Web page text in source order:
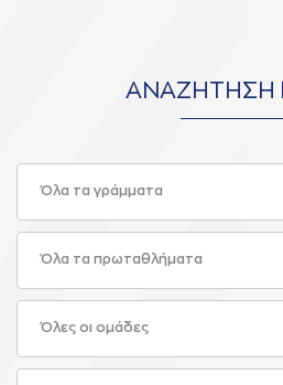
ΑΝΑΖΗΤΗΣΗ
Όλα τα γράμματα
Όλα τα πρωταθλήματα
Όλες οι ομάδες